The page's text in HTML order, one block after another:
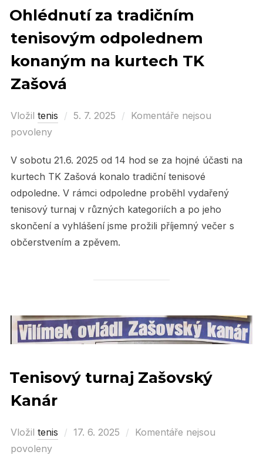
Ohlédnutí za tradičním
tenisovým odpolednem
konaným na kurtech TK
Zašová
Vložil tenis
Posted
5. 7. 2025
Komentáře nejsou
povoleny
V sobotu 21.6. 2025 od 14 hod se za hojné účasti na
kurtech TK Zašová konalo tradiční tenisové
odpoledne. V rámci odpoledne proběhl vydařený
tenisový turnaj v různých kategoriích a po jeho
skončení a vyhlášení jsme prožili příjemný večer s
občerstvením a zpěvem.
Tenisový turnaj Zašovský
Kanár
Vložil tenis
Posted
17. 6. 2025
Komentáře nejsou
povoleny